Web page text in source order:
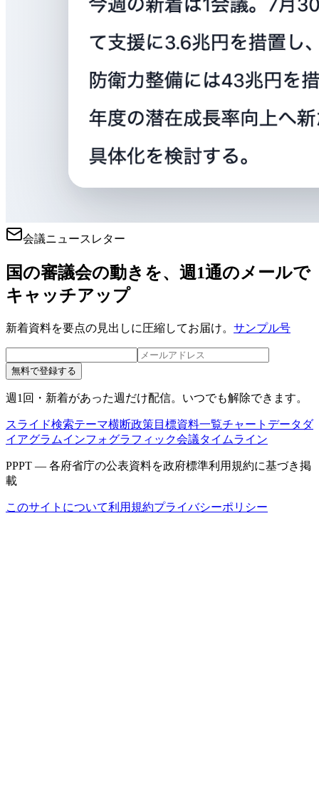
会議ニュースレター
国の審議会の動きを、週1通のメールで
キャッチアップ
新着資料を要点の見出しに圧縮してお届け。 サンプル号
無料で登録する
週1回・新着があった週だけ配信。いつでも解除できます。
スライド検索テーマ横断政策目標資料一覧チャートデータ ダ
イアグラムインフォグラフィック会議タイムライン
PPPT — 各府省庁の公表資料を政府標準利用規約に基づき掲
載
このサイトについて利用規約プライバシーポリシー